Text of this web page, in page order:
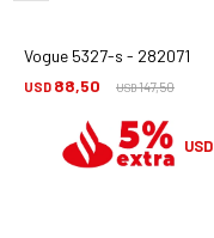
Vogue 5327-s - 282071
USD 88,50 USD147,50
USD